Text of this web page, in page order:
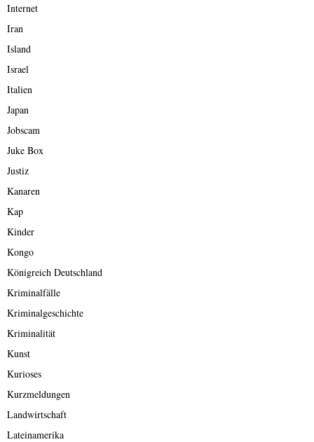
Internet
Iran
Island
Israel
Italien
Japan
Jobscam
Juke Box
Justiz
Kanaren
Kap
Kinder
Kongo
Königreich Deutschland
Kriminalfälle
Kriminalgeschichte
Kriminalität
Kunst
Kurioses
Kurzmeldungen
Landwirtschaft
Lateinamerika